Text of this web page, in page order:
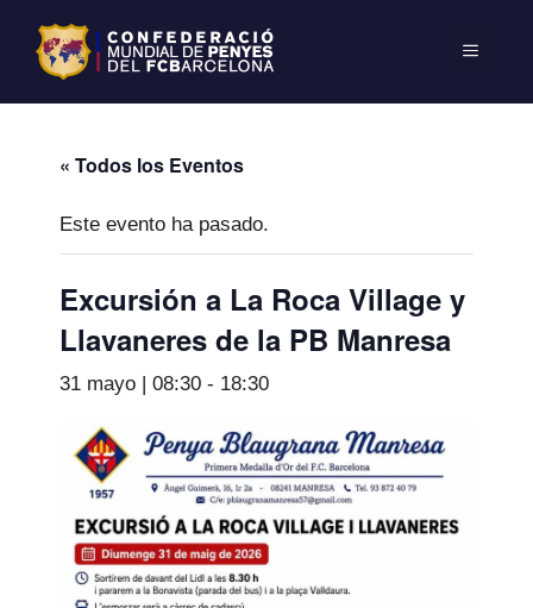
« Todos los Eventos
Este evento ha pasado.
Excursión a La Roca Village y
Llavaneres de la PB Manresa
31 mayo | 08:30 - 18:30